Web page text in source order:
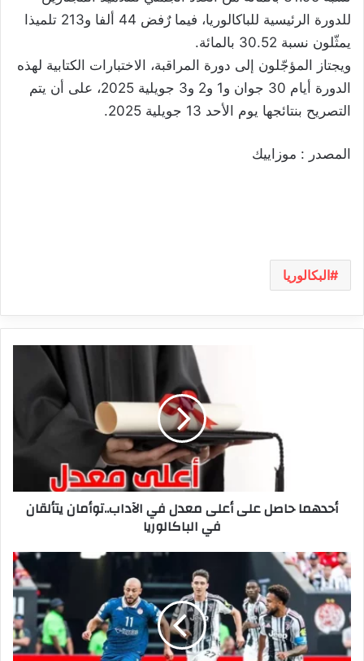
للدورة الرئيسية للباكالوريا، فيما رٌفض 44 ألفا و213 تلميذا
يمثّلون نسبة 30.52 بالمائة.
ويجتاز المؤجّلون إلى دورة المراقبة، الاختبارات الكتابية لهذه
الدورة أيام 30 جوان و1 و2 و3 جويلية 2025، على أن يتم
التصريح بنتائجها يوم الأحد 13 جويلية 2025.
المصدر : موزاييك
البكالوريا
الباكالوريا
أحدهما حاصل على أعلى معدل في الآداب..توأمان يتألقان
في الباكالوريا
مونديال
الأندية:
الوداد
البيضاوي
ينهزم
برباعيّة